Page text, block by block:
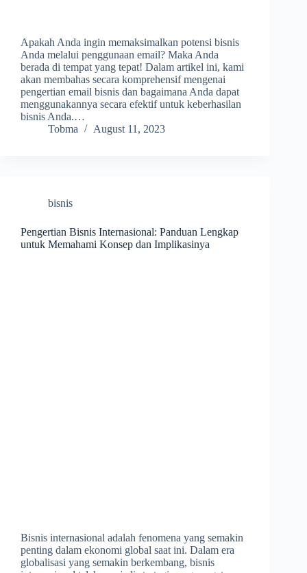
Apakah Anda ingin memaksimalkan potensi bisnis
Anda melalui penggunaan email? Maka Anda
berada di tempat yang tepat! Dalam artikel ini, kami
akan membahas secara komprehensif mengenai
pengertian email bisnis dan bagaimana Anda dapat
menggunakannya secara efektif untuk keberhasilan
bisnis Anda.…
Tobma
August 11, 2023
bisnis
Pengertian Bisnis Internasional: Panduan Lengkap
untuk Memahami Konsep dan Implikasinya
Bisnis internasional adalah fenomena yang semakin
penting dalam ekonomi global saat ini. Dalam era
globalisasi yang semakin berkembang, bisnis